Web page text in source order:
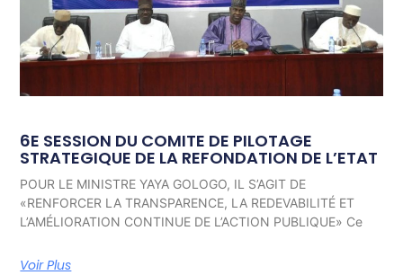
6E SESSION DU COMITE DE PILOTAGE
STRATEGIQUE DE LA REFONDATION DE L’ETAT
POUR LE MINISTRE YAYA GOLOGO, IL S’AGIT DE
«RENFORCER LA TRANSPARENCE, LA REDEVABILITÉ ET
L’AMÉLIORATION CONTINUE DE L’ACTION PUBLIQUE» Ce
Voir Plus